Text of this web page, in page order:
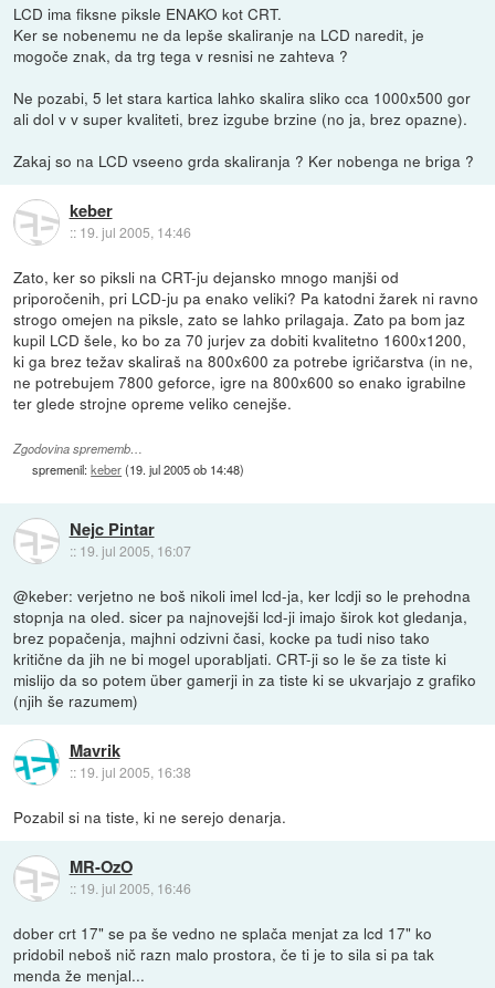
LCD ima fiksne piksle ENAKO kot CRT.
Ker se nobenemu ne da lepše skaliranje na LCD naredit, je
mogoče znak, da trg tega v resnisi ne zahteva ?
Ne pozabi, 5 let stara kartica lahko skalira sliko cca 1000x500 gor
ali dol v v super kvaliteti, brez izgube brzine (no ja, brez opazne).
Zakaj so na LCD vseeno grda skaliranja ? Ker nobenga ne briga ?
keber
:: 19. jul 2005, 14:46
Zato, ker so piksli na CRT-ju dejansko mnogo manjši od
priporočenih, pri LCD-ju pa enako veliki? Pa katodni žarek ni ravno
strogo omejen na piksle, zato se lahko prilagaja. Zato pa bom jaz
kupil LCD šele, ko bo za 70 jurjev za dobiti kvalitetno 1600x1200,
ki ga brez težav skaliraš na 800x600 za potrebe igričarstva (in ne,
ne potrebujem 7800 geforce, igre na 800x600 so enako igrabilne
ter glede strojne opreme veliko cenejše.
Zgodovina sprememb…
spremenil:keber(19. jul 2005 ob 14:48)
Nejc Pintar
:: 19. jul 2005, 16:07
@keber: verjetno ne boš nikoli imel lcd-ja, ker lcdji so le prehodna
stopnja na oled. sicer pa najnovejši lcd-ji imajo širok kot gledanja,
brez popačenja, majhni odzivni časi, kocke pa tudi niso tako
kritične da jih ne bi mogel uporabljati. CRT-ji so le še za tiste ki
mislijo da so potem über gamerji in za tiste ki se ukvarjajo z grafiko
(njih še razumem)
Mavrik
:: 19. jul 2005, 16:38
Pozabil si na tiste, ki ne serejo denarja.
MR-OzO
:: 19. jul 2005, 16:46
dober crt 17" se pa še vedno ne splača menjat za lcd 17" ko
pridobil neboš nič razn malo prostora, če ti je to sila si pa tak
menda že menjal...